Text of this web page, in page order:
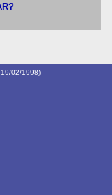
02/1998)